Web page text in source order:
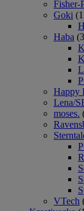
Fisher-
Goki
Haba
Happy
Lena/
moses.
VTech